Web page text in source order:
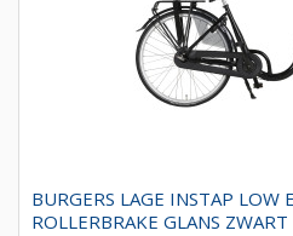
BURGERS LAGE INSTAP LOW
ROLLERBRAKE GLANS ZWART